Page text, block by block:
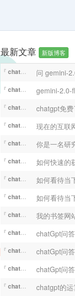
最新文章 新版博客
『 chatGPT 』
问 gemini-
『 chatGPT 』
『 chatGPT 』
『 chatGPT 』
现在的互联
『 chatGPT 』
『 chatGPT 』
如何快速的
『 chatGPT 』
如何看待当
『 chatGPT 』
如何看待当
『 chatGPT 』
我的书签网
『 chatGPT 』
chatGpt问
『 chatGPT 』
chatGpt问
『 chatGPT 』
chatGpt问
『 chatGPT 』
chatgpt的